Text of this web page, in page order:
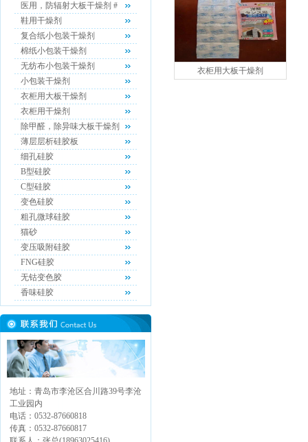
医用，防辐射大板干燥剂 #
鞋用干燥剂
复合纸小包装干燥剂
棉纸小包装干燥剂
无纺布小包装干燥剂
小包装干燥剂
衣柜用大板干燥剂
衣柜用干燥剂
除甲醛，除异味大板干燥剂
薄层层析硅胶板
细孔硅胶
B型硅胶
C型硅胶
变色硅胶
粗孔微球硅胶
猫砂
变压吸附硅胶
FNG硅胶
无钴变色胶
香味硅胶
地址：青岛市李沧区合川路39号李沧
工业园内
电话：0532-87660818
传真：0532-87660817
衣柜用大板干燥剂